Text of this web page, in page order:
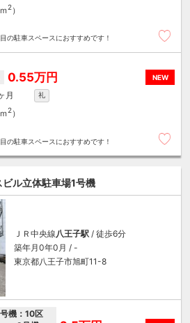
2）
の駐車スペースにおすすめです！
NEW
0.55万円
月 礼
2）
の駐車スペースにおすすめです！
ビル立体駐車場1号機
ＪＲ中央線 八王子駅 / 徒歩6分
築年月0年0月 / -
東京都八王子市旭町11-8
号機：10区